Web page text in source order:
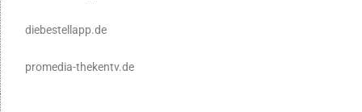
diebestellapp.de
promedia-thekentv.de